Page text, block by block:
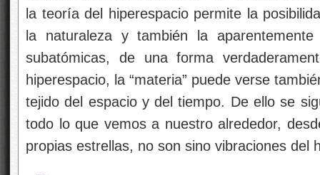
la teoría del hiperespacio permite la
la naturaleza y también la
subatómicas, de una forma
hiperespacio, la “materia” puede verse
tejido del espacio y del tiempo. De ello se
todo lo que vemos a nuestro alrededor,
propias estrellas, no son sino vibraciones del